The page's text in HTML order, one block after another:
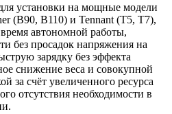
установки на мощные модели
(B90, B110) и Tennant (T5, T7),
автономной работы,
без просадок напряжения на
зарядку без эффекта
снижение веса и совокупной
за счёт увеличенного ресурса
отсутствия необходимости в